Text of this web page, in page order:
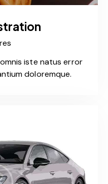
iste natus error
doloremque.